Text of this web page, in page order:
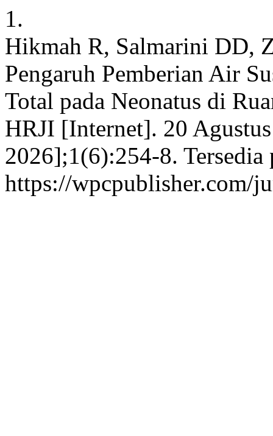
1.
Hikmah R, Salmarini DD,
Pengaruh Pemberian Air
Total pada Neonatus di
HRJI [Internet]. 20
2026];1(6):254-8. Tersedia
https://wpcpublisher.com/